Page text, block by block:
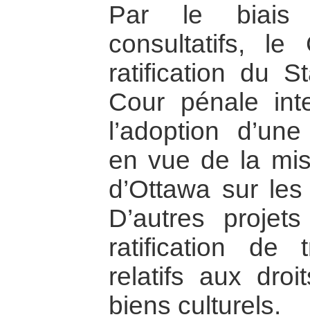
Par le biais
consultatifs,
ratification du
Cour pénale
l’adoption
en vue de la
d’Ottawa sur
D’autres
ratification de
relatifs aux
biens culturels.